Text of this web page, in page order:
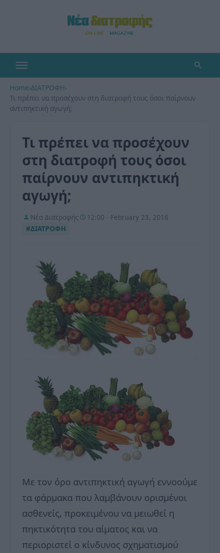
Home›ΔΙΑΤΡΟΦΗ›
Τι πρέπει να προσέχουν στη διατροφή τους όσοι παίρνουν
αντιπηκτική αγωγή;
Τι πρέπει να προσέχουν
στη διατροφή τους όσοι
παίρνουν αντιπηκτική
αγωγή;
Νέα Διατροφής
12:00 - February 23, 2016
#ΔΙΑΤΡΟΦΗ
Με τον όρο αντιπηκτική αγωγή εννοούμε
τα φάρμακα που λαμβάνουν ορισμένοι
ασθενείς, προκειμένου να μειωθεί η
πηκτικότητα του αίματος και να
περιοριστεί ο κίνδυνος σχηματισμού